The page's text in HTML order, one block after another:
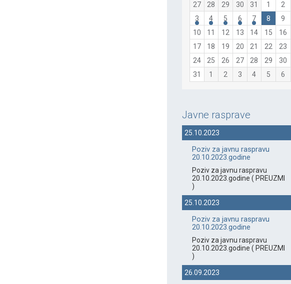
27 28 29 30 31 1
2
3
4 5 6 7 8
9
10
11 12 13 14 15
16
17
18 19 20 21 22
23
24
25 26 27 28 29
30
31
1 2 3 4 5 6
Javne rasprave
25.10.2023
Poziv za javnu raspravu
20.10.2023.godine
Poziv za javnu raspravu
20.10.2023.godine ( PREUZMI
)
25.10.2023
Poziv za javnu raspravu
20.10.2023.godine
Poziv za javnu raspravu
20.10.2023.godine ( PREUZMI
)
26.09.2023